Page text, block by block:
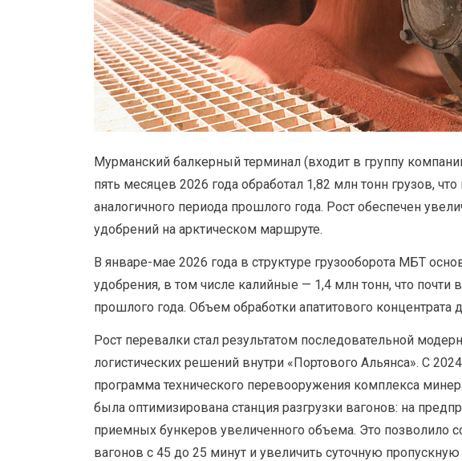
Мурманский балкерный терминал (входит в группу
пять месяцев 2026 года обработал 1,82 млн тонн грузов,
аналогичного периода прошлого года. Рост обеспечен
удобрений на арктическом маршруте.
В январе-мае 2026 года в структуре грузооборота МБТ
удобрения, в том числе калийные — 1,4 млн тонн, что почти
прошлого года. Объем обработки апатитового концентрата
Рост перевалки стал результатом последовательной
логистических решений внутри «Портового Альянса». С
программа технического перевооружения комплекса
была оптимизирована станция разгрузки вагонов: на
приемных бункеров увеличенного объема. Это позволило
вагонов с 45 до 25 минут и увеличить суточную